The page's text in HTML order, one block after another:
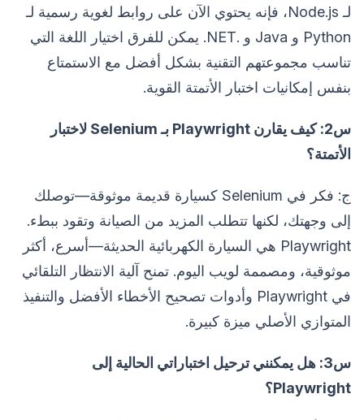
لـ Node.js، فإنه يحتوي الآن على روابط لغوية رسمية لـ
Python و Java و .NET. يمكن للفرق اختيار اللغة التي
تناسب مجموعتهم التقنية بشكل أفضل مع الاستمتاع
بنفس إمكانيات اختبار الأتمتة القوية.
س2: كيف يقارن Playwright بـ Selenium لاختبار
الأتمتة؟
ج: فكر في Selenium كسيارة قديمة موثوقة—توصلك
إلى وجهتك، لكنها تتطلب المزيد من الصيانة وتقود ببطء.
Playwright هي السيارة الكهربائية الحديثة—أسرع، أكثر
موثوقية، ومصممة لويب اليوم. تمنح آلية الانتظار التلقائي
في Playwright وأدوات تصحيح الأخطاء الأفضل والتنفيذ
المتوازي الأصلي ميزة كبيرة.
س3: هل يمكنني ترحيل اختباراتي الحالية إلى
Playwright؟